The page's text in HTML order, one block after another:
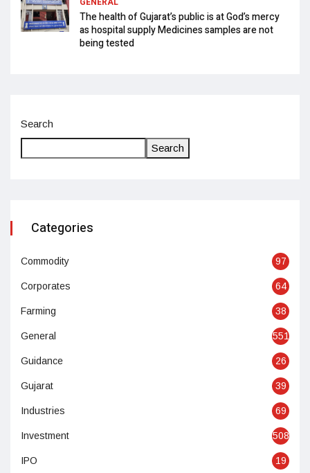
The health of Gujarat’s public is at God’s mercy
as hospital supply Medicines samples are not
being tested
Search
Search
Categories
Commodity 97
Corporates 64
Farming 38
General 551
Guidance 26
Gujarat 39
Industries 69
Investment 508
IPO 19